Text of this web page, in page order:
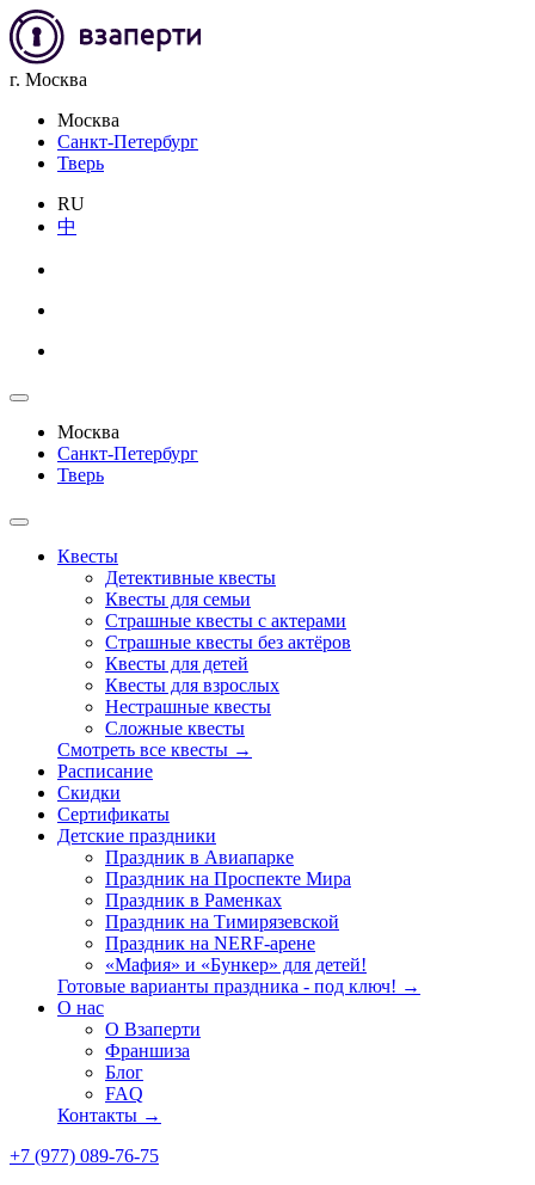
г. Москва
Москва
Санкт-Петербург
Тверь
RU
中
Москва
Санкт-Петербург
Тверь
Квесты
Детективные квесты
Квесты для семьи
Страшные квесты с актерами
Страшные квесты без актёров
Квесты для детей
Квесты для взрослых
Нестрашные квесты
Сложные квесты
Смотреть все квесты →
Расписание
Скидки
Сертификаты
Детские праздники
Праздник в Авиапарке
Праздник на Проспекте Мира
Праздник в Раменках
Праздник на Тимирязевской
Праздник на NERF-арене
«Мафия» и «Бункер» для детей!
Готовые варианты праздника - под ключ! →
О нас
О Взаперти
Франшиза
Блог
FAQ
Контакты →
+7 (977) 089-76-75